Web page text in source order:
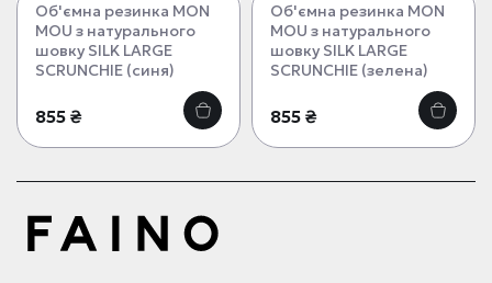
Об'ємна резинка MON
MOU з натурального
шовку SILK LARGE
SCRUNCHIE (синя)
855 ₴
Об'ємна резинка MON
MOU з натурального
шовку SILK LARGE
SCRUNCHIE (зелена)
855 ₴